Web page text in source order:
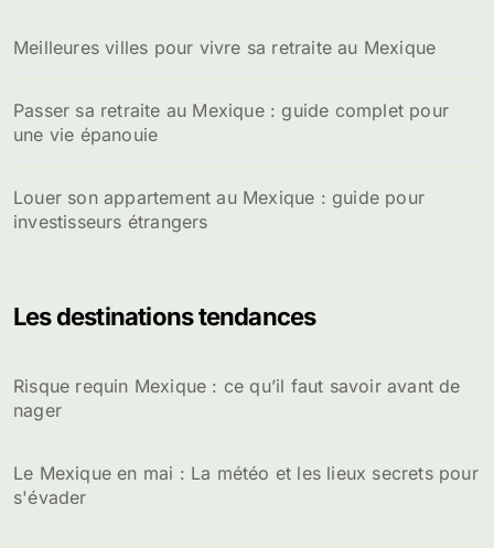
Meilleures villes pour vivre sa retraite au Mexique
Passer sa retraite au Mexique : guide complet pour
une vie épanouie
Louer son appartement au Mexique : guide pour
investisseurs étrangers
Les destinations tendances
Risque requin Mexique : ce qu’il faut savoir avant de
nager
Le Mexique en mai : La météo et les lieux secrets pour
s'évader